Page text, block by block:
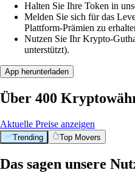
Halten Sie Ihre Token in
Melden Sie sich für das
Plattform-Prämien zu
Nutzen Sie Ihr Krypto-
unterstützt).
App herunterladen
Über 400
Aktuelle Preise anzeigen
Trending Top Movers
Das sagen unsere